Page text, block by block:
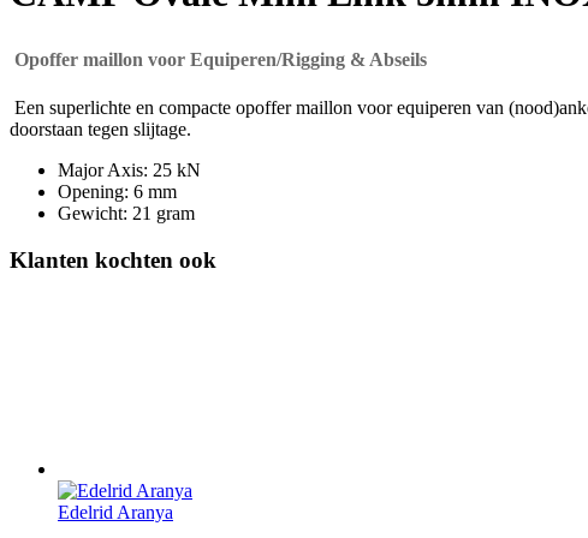
Opoffer maillon voor Equiperen/Rigging & Abseils
Een superlichte en compacte opoffer maillon voor equiperen van
doorstaan tegen slijtage.
Major Axis: 25 kN
Opening: 6 mm
Gewicht: 21 gram
Klanten kochten ook
Edelrid Aranya